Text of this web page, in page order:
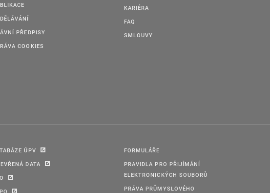
PŘEDPISY
COOKIES
KARIÉRA
FAQ
SMLOUVY
ÚPV
DATA
FORMULÁŘE
PRAVIDLA PRO PŘIJÍMÁNÍ
ELEKTRONICKÝCH SOUBORŮ
PRÁVA PRŮMYSLOVÉHO